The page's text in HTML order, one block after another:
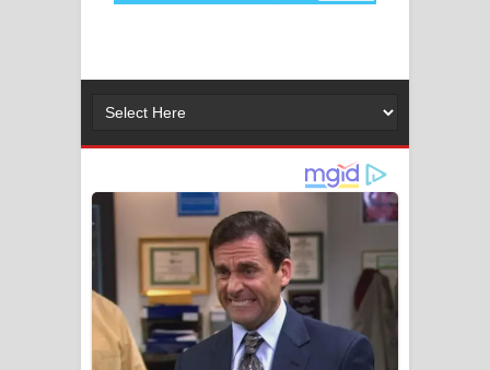
අම්මා ගීතයේ පද පෙළ
Niwuna Numba Hinda Song Lyrics -
නිවුනා නුඹ හින්දා ගීතයේ පද පෙළ
Numba Dun Aadare Song Lyrics - නුඹ
දුන් ආදරේ ගීතයේ පද පෙළ